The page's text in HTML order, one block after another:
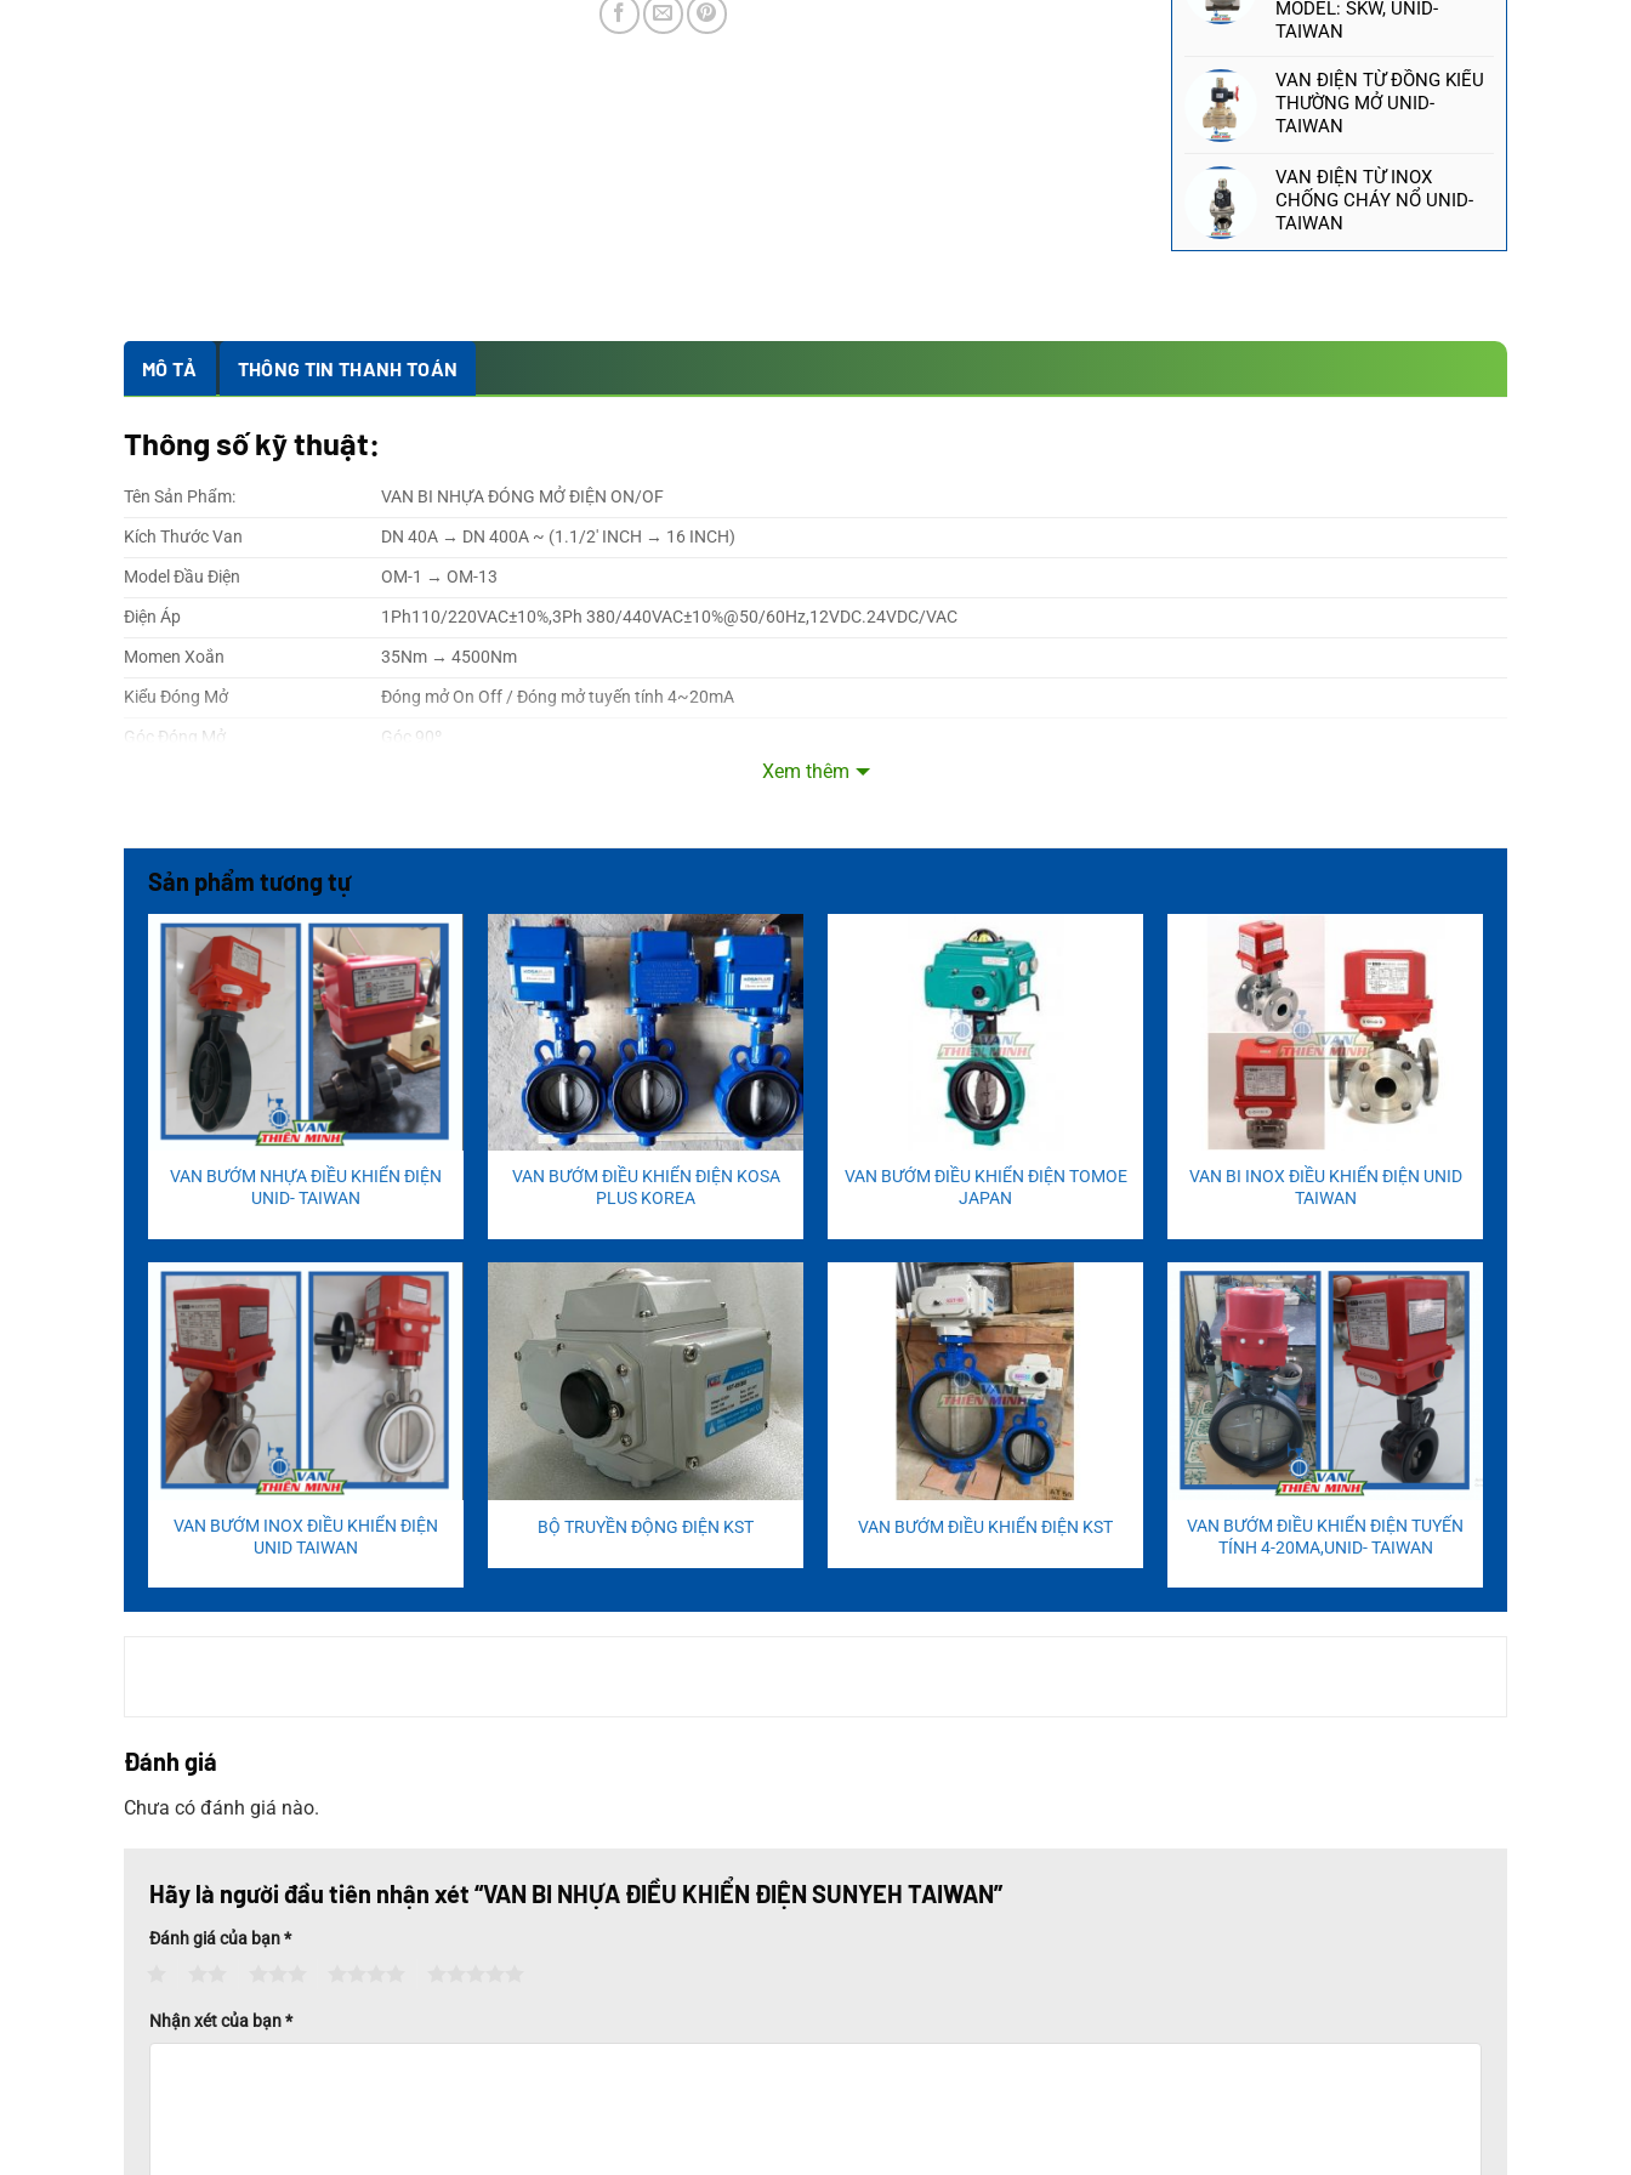
MODEL: SKW, UNID-
TAIWAN
VAN ĐIỆN TỪ ĐỒNG KIỂU
THƯỜNG MỞ UNID-
TAIWAN
VAN ĐIỆN TỪ INOX
CHỐNG CHÁY NỔ UNID-
TAIWAN
MÔ TẢ THÔNG TIN THANH TOÁN
Thông số kỹ thuật:
Tên Sản Phẩm:
VAN BI NHỰA ĐÓNG MỞ ĐIỆN ON/OF
Kích Thước Van
DN 40A → DN 400A ~ (1.1/2′ INCH → 16 INCH)
Model Đầu Điện
OM-1 → OM-13
Điện Áp
1Ph110/220VAC±10%,3Ph 380/440VAC±10%@50/60Hz,12VDC.24VDC/VAC
Momen Xoắn
35Nm → 4500Nm
Kiểu Đóng Mở
Đóng mở On Off / Đóng mở tuyến tính 4~20mA
Góc Đóng Mở
Góc 90º
Ty van
Tình Trạng
Xem thêm
Sản phẩm tương tự
VAN BƯỚM NHỰA ĐIỀU KHIỂN ĐIỆN
UNID- TAIWAN
VAN BƯỚM ĐIỀU KHIỂN ĐIỆN KOSA
PLUS KOREA
VAN BƯỚM ĐIỀU KHIỂN ĐIỆN TOMOE
JAPAN
VAN BI INOX ĐIỀU KHIỂN ĐIỆN UNID
TAIWAN
VAN BƯỚM INOX ĐIỀU KHIỂN ĐIỆN
UNID TAIWAN
BỘ TRUYỀN ĐỘNG ĐIỆN KST VAN BƯỚM ĐIỀU KHIỂN ĐIỆN KST
VAN BƯỚM ĐIỀU KHIỂN ĐIỆN TUYẾN
TÍNH 4-20MA,UNID- TAIWAN
Đánh giá
Chưa có đánh giá nào.
Hãy là người đầu tiên nhận xét “VAN BI NHỰA ĐIỀU KHIỂN ĐIỆN SUNYEH TAIWAN”
Đánh giá của bạn*
Nhận xét của bạn*